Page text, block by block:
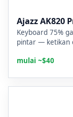
Ajazz AK820
Keyboard 75%
pintar — ketikan
mulai ~$40